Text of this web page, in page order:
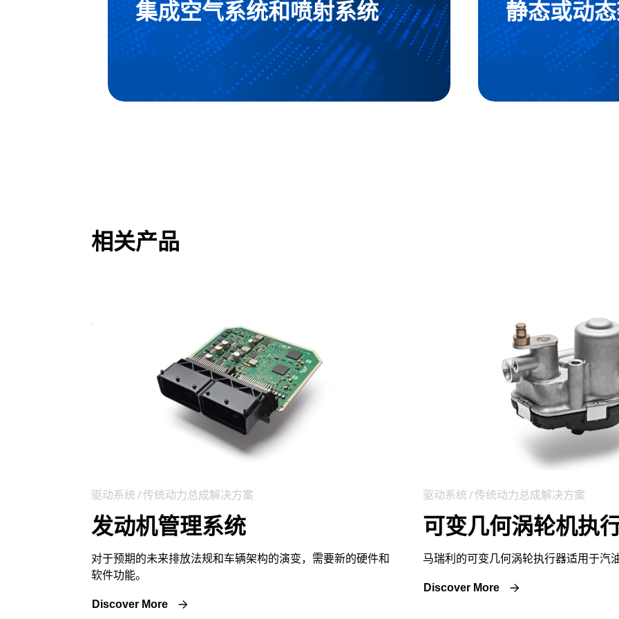
集成空气系统和喷射系统 静态或动
相关产品
驱动系统 / 传统动力总成解决方案
发动机管理系统
对于预期的未来排放法规和车辆架构的演变，需要新的硬件和
软件功能。
Discover More
驱动系统 / 传统动力总成解决方案
可变几何涡轮机执
马瑞利的可变几何涡轮执行器适用于汽
Discover More